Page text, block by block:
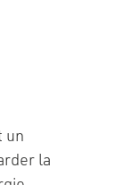
un
la